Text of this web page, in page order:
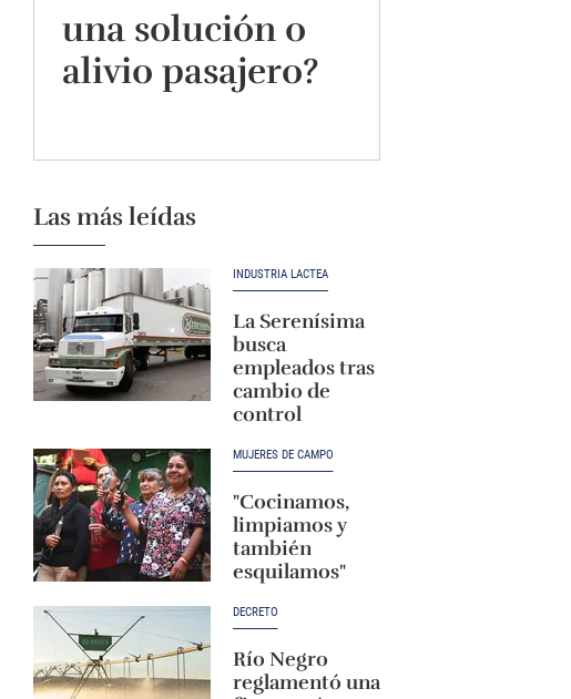
una solución o
alivio pasajero?
Las más leídas
INDUSTRIA LÁCTEA
La Serenísima
busca
empleados tras
cambio de
control
MUJERES DE CAMPO
"Cocinamos,
limpiamos y
también
esquilamos"
DECRETO
Río Negro
reglamentó una